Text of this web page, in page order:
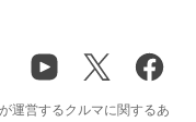
運営するクルマに関するあ